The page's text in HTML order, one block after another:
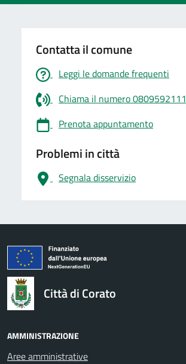
Contatta il comune
Leggi le domande frequenti
Chiama il numero 0809592111
Prenota appuntamento
Problemi in città
Segnala disservizio
logo Unione Europea
Città di Corato
AMMINISTRAZIONE
Aree amministrative